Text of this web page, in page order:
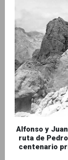
Alfonso y
ruta de
centenario